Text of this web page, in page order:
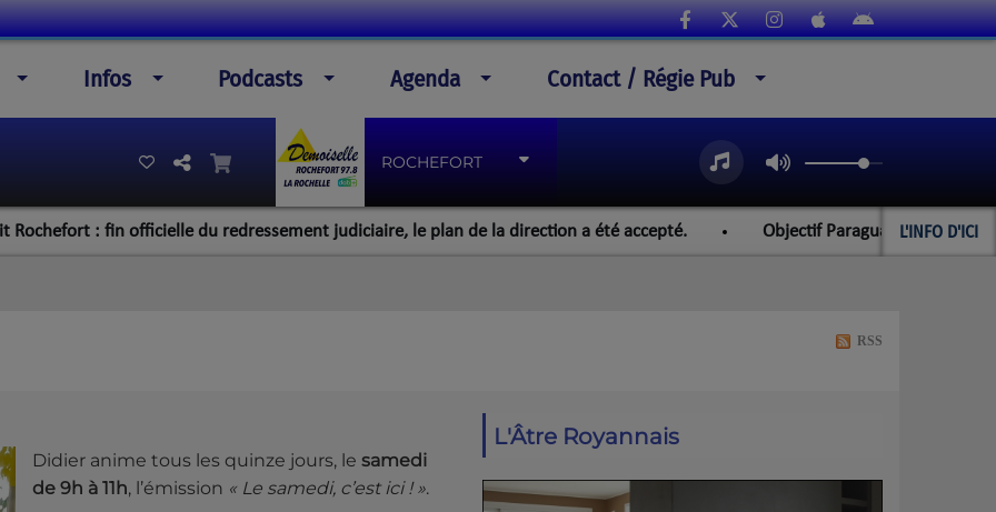
Infos Podcasts Agenda Contact / Régie Pub
ROCHEFORT
L'INFO D'ICI
: fin officielle du redressement judiciaire, le plan de la direction a été accepté. Objectif Paraguay et les
RSS
Didier anime tous les quinze jours, le samedi
de 9h à 11h, l’émission « Le samedi, c’est ici ! ».
L'Âtre Royannais